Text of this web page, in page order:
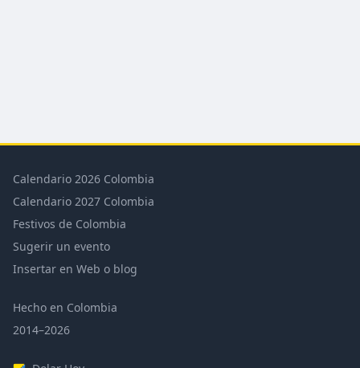
Calendario 2026 Colombia
Calendario 2027 Colombia
Festivos de Colombia
Sugerir un evento
Insertar en Web o blog
Hecho en Colombia
2014–2026